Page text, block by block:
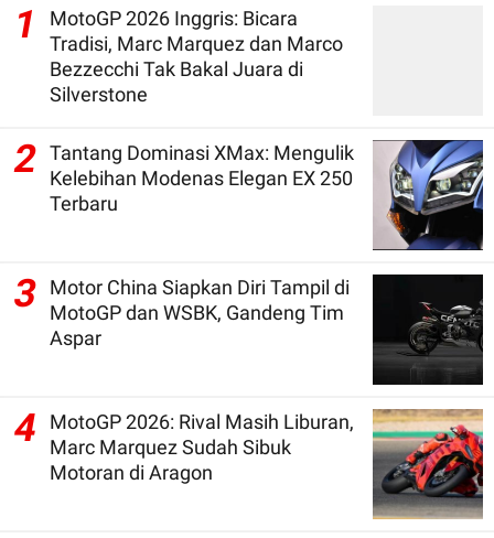
1
MotoGP 2026 Inggris: Bicara
Tradisi, Marc Marquez dan Marco
Bezzecchi Tak Bakal Juara di
Silverstone
2 Tantang Dominasi XMax: Mengulik
Kelebihan Modenas Elegan EX 250
Terbaru
3
Motor China Siapkan Diri Tampil di
MotoGP dan WSBK, Gandeng Tim
Aspar
4
MotoGP 2026: Rival Masih Liburan,
Marc Marquez Sudah Sibuk
Motoran di Aragon